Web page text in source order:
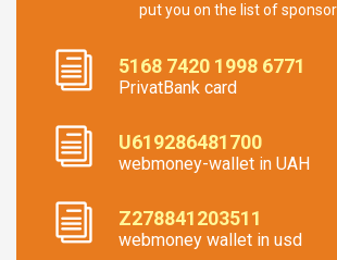
put you on the list of
5168 7420 1998 6771
PrivatBank card
U619286481700
webmoney-wallet in UAH
Z278841203511
webmoney wallet in usd